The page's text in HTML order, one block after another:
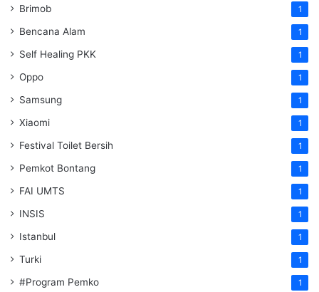
Brimob 1
Bencana Alam 1
Self Healing PKK 1
Oppo 1
Samsung 1
Xiaomi 1
Festival Toilet Bersih 1
Pemkot Bontang 1
FAI UMTS 1
INSIS 1
Istanbul 1
Turki 1
#Program Pemko 1